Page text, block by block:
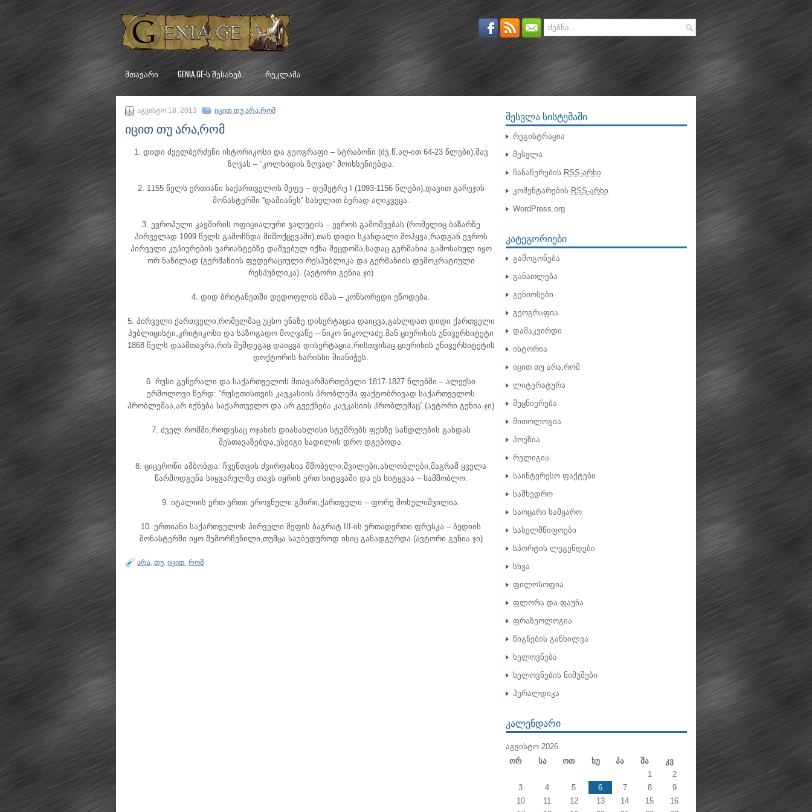
ᲛᲗᲐᲕᲐᲠᲘ GENIA.GE-Ს ᲨᲔᲡᲐᲮᲔᲑ… ᲠᲔᲙᲚᲐᲛᲐ
აგვისტო 18, 2013 იცით თუ არა,რომ
იცით თუ არა,რომ
1. დიდი ძველბერძენი ისტორიკოსი და გეოგრაფი – სტრაბონი (ძვ.წ.აღ-ით 64-23 წლები),შავ
ზღვას – “კოლხიდის ზღვად” მოიხსენიებდა.
2. 1155 წელს ერთიანი საქართველოს მეფე – დემეტრე I (1093-1156 წლები),დავით გარეჯის
მონასტერში “დამიანეს” სახელით ბერად აღიკვეცა.
3. ევროპული კავშირის ოფიციალური ვალუტის – ევროს გამოშვებას (რომელიც ბაზარზე
პირველად 1999 წელს გამოჩნდა მიმოქცევაში),თან დიდი სკანდალი მოჰყვა,რადგან ევროს
პირველი კუპიურების ვარიანტებზე დაშვებულ იქნა შეცდომა,სადაც გერმანია გამოსახულ იყო
ორ ნაწილად (გერმანიის ფედერაციული რესპუბლიკა და გერმანიის დემოკრატიული
რესპუბლიკა). (ავტორი გენია.ჯი)
4. დიდ ბრიტანეთში დედოფლის ძმას – კონსორედი ეწოდება.
5. პირველი ქართველი,რომელმაც უცხო ენაზე დისერტაცია დაიცვა,გახლდათ დიდი ქართველი
პუბლიცისტი,კრიტიკოსი და საზოგადო მოღვაწე – ნიკო ნიკოლაძე.მან ციურიხის უნივერსიტეტი
1868 წელს დაამთავრა,რის შემდეგაც დაიცვა დისერტაცია,რისთვისაც ციურიხის უნივერსიტეტის
დოქტორის ხარისხი მიანიჭეს.
6. რუსი გენერალი და საქართველოს მთავარმართებელი 1817-1827 წლებში – ალექსი
ერმოლოვი წერდ: “რუსეთისთვის კავკასიის პრობლემა ფაქტობრივად საქართველოს
პრობლემაა,არ იქნება საქართველო და არ გვექნება კავკასიის პრობლემაც”.(ავტორი გენია.ჯი)
7. ძველ რომში,როდესაც ოჯახის დიასახლისი სტუმრებს ფეხზე სანდლების გახდას
შესთავაზებდა,ესეიგი სადილის დრო დგებოდა.
8. ციცერონი ამბობდა: ჩვენთვის ძვირფასია მშობელი,შვილები,ახლობლები,მაგრამ ყველა
წარმოდგენა სიყვარულზე თავს იყრის ერთ სიტყვაში და ეს სიტყვაა – სამშობლო.
9. იტალიის ერთ-ერთი ეროვნული გმირი,ქართველი – ფორე მოსულიშვილია.
10. ერთიანი საქართველოს პირველი მეფის ბაგრატ III-ის ერთადერთი ფრესკა – ბედიის
მონასტერში იყო შემორჩენილი,თუმცა საუბედუროდ ისიც განადგურდა.(ავტორი გენია.ჯი)
არა, თუ, იცით, რომ
ᲨᲔᲡᲕᲚᲐ ᲡᲘᲡᲢᲔᲛᲐᲨᲘ
რეგისტრაცია
შესვლა
ჩანაწერების RSS-არხი
კომენტარების RSS-არხი
WordPress.org
ᲙᲐᲢᲔᲒᲝᲠᲘᲔᲑᲘ
გამოგონება
განათლება
გენიოსები
გეოგრაფია
დამაკვირდი
ისტორია
იცით თუ არა,რომ
ლიტერატურა
მეცნიერება
მითოლოგია
პოეზია
რელიგია
საინტერესო ფაქტები
სამხედრო
საოცარი სამყარო
სახელმწიფოები
სპორტის ლეგენდები
სხვა
ფილოსოფია
ფლორა და ფაუნა
ფრაზეოლოგია
წიგნების განხილვა
ხელოვნება
ხელოვნების ნიმუშები
ჰერალდიკა
ᲙᲐᲚᲔᲜᲓᲐᲠᲘ
ᲐᲒᲕᲘᲡᲢᲝ 2026
Ორ
Სა Ოთ Ხუ Პა Შა
Კვ
1
2
3
4 5 6 7 8
9
10
11 12 13 14 15
16